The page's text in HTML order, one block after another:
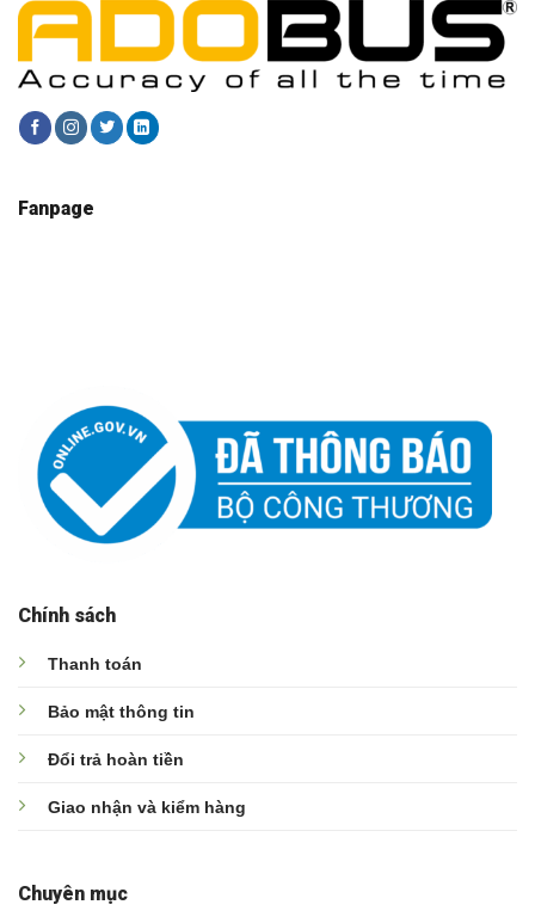
Chính sách
Thanh toán
Bảo mật thông tin
Đổi trả hoàn tiền
Giao nhận và kiểm hàng
Chuyên mục
Fanpage